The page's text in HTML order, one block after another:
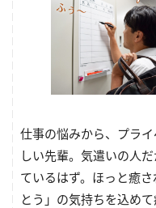
仕事の悩みから、プラ
しい先輩。気遣いの人
ているはず。ほっと癒
とう」の気持ちを込め